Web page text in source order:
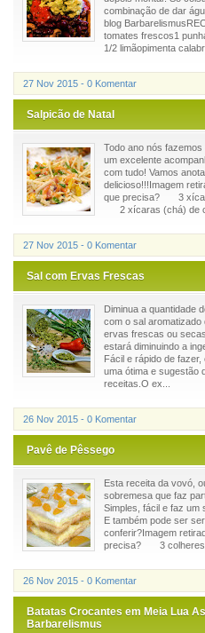
combinação de dar
blog
tomates frescos1
1/2 limãopimenta
27 Nov 2015 - 0 Komentar
Salpicão de Natal
Todo ano nós
um excelente
com tudo! Vamos
delicioso!!!Imagem
que precisa? 3
2 xícaras (chá) de
27 Nov 2015 - 0 Komentar
Sal com Ervas Frescas
Diminua a quantidade
com o sal
ervas frescas ou
estará diminuindo a
Fácil e rápido de
uma ótima e sugestão
receitas.O ex...
26 Nov 2015 - 0 Komentar
Pavê de Pêssego
Esta receita da vovó,
sobremesa que faz
Simples, fácil e faz um
E também pode ser
conferir?Imagem
precisa? 3 colheres
26 Nov 2015 - 0 Komentar
Batatas Crocantes em Meia Lua
Barbarelismus